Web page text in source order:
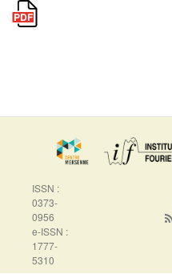
ISSN :
0373-
0956
e-ISSN :
1777-
5310